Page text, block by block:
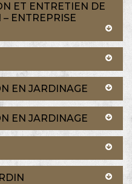
ET ENTRETIEN DE
ENTREPRISE
EN JARDINAGE
EN JARDINAGE